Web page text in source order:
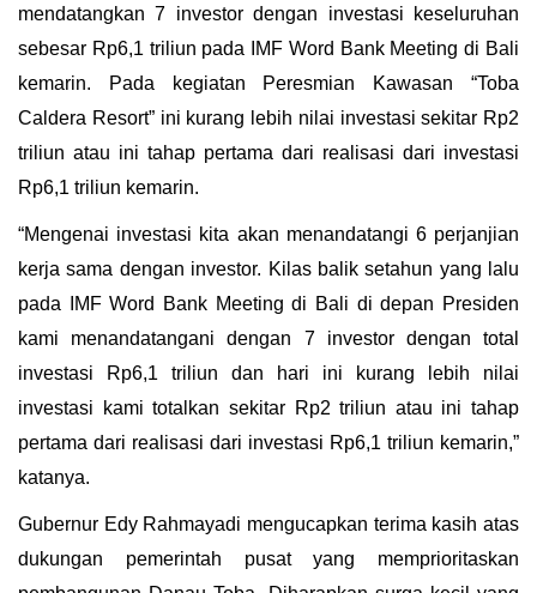
mendatangkan 7 investor dengan investasi keseluruhan
sebesar Rp6,1 triliun pada IMF Word Bank Meeting di Bali
kemarin. Pada kegiatan Peresmian Kawasan “Toba
Caldera Resort” ini kurang lebih nilai investasi sekitar Rp2
triliun atau ini tahap pertama dari realisasi dari investasi
Rp6,1 triliun kemarin.
“Mengenai investasi kita akan menandatangi 6 perjanjian
kerja sama dengan investor. Kilas balik setahun yang lalu
pada IMF Word Bank Meeting di Bali di depan Presiden
kami menandatangani dengan 7 investor dengan total
investasi Rp6,1 triliun dan hari ini kurang lebih nilai
investasi kami totalkan sekitar Rp2 triliun atau ini tahap
pertama dari realisasi dari investasi Rp6,1 triliun kemarin,”
katanya.
Gubernur Edy Rahmayadi mengucapkan terima kasih atas
dukungan pemerintah pusat yang memprioritaskan